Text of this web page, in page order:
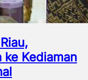
ke Kediaman